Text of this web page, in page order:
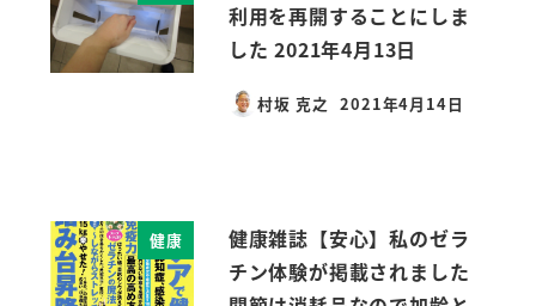
利用を再開することにしま
した 2021年4月13日
村坂 克之
投稿日
2021年4月14日
健康
健康雑誌【安心】私のゼラ
チン体験が掲載されました